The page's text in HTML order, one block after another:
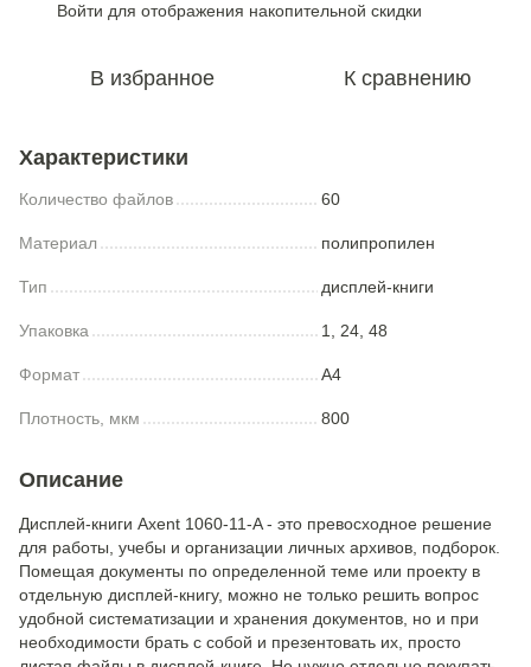
Войти для отображения накопительной скидки
В избранное К сравнению
Характеристики
Количество файлов 60
Материал полипропилен
Тип дисплей-книги
Упаковка 1, 24, 48
Формат A4
Плотность, мкм 800
Описание
Дисплей-книги Axent 1060-11-A - это превосходное решение
для работы, учебы и организации личных архивов, подборок.
Помещая документы по определенной теме или проекту в
отдельную дисплей-книгу, можно не только решить вопрос
удобной систематизации и хранения документов, но и при
необходимости брать с собой и презентовать их, просто